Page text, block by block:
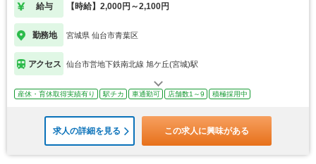
給与 【時給】2,000円～2,100円
勤務地 宮城県 仙台市青葉区
アクセス 仙台市営地下鉄南北線 旭ケ丘(宮城)駅
産休・育休取得実績有り 駅チカ 車通勤可 店舗数1～9 積極採用中
求人の詳細を見る この求人に興味がある